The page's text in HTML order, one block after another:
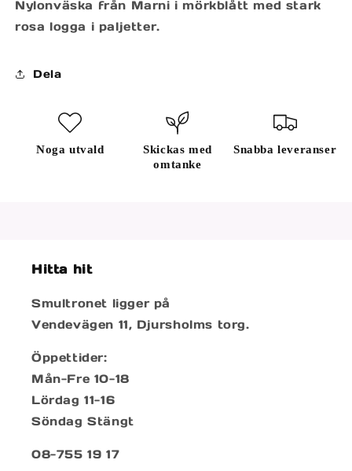
Nylonväska från Marni i mörkblått med stark
rosa logga i paljetter.
Dela
Noga utvald
Skickas med
omtanke
Snabba leveranser
Hitta hit
Smultronet ligger på
Vendevägen 11, Djursholms torg.
Öppettider:
Mån-Fre 10-18
Lördag 11-16
Söndag Stängt
08-755 19 17